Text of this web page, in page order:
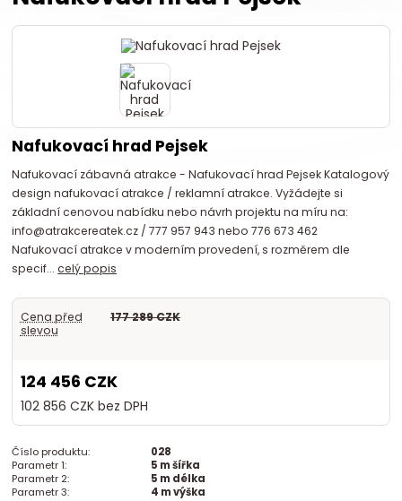
Nafukovací hrad Pejsek
Nafukovací zábavná atrakce - Nafukovací hrad Pejsek Katalogový
design nafukovací atrakce / reklamní atrakce. Vyžádejte si
základní cenovou nabídku nebo návrh projektu na míru na:
info@atrakcereatek.cz / 777 957 943 nebo 776 673 462
Nafukovací atrakce v moderním provedení, s rozměrem dle
specif...celý popis
Cena před
slevou
177 289 CZK
124 456 CZK
102 856 CZK bez DPH
Číslo produktu:
028
Parametr 1:
5 m šířka
Parametr 2:
5 m délka
Parametr 3:
4 m výška